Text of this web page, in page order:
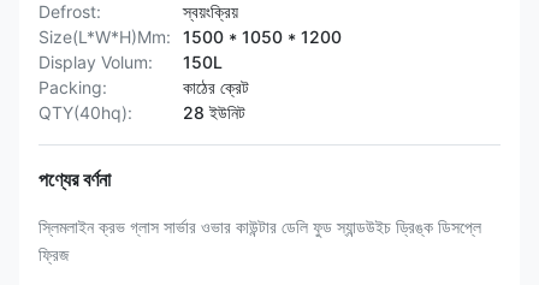
Defrost:
স্বয়ংক্রিয়
Size(L*W*H)Mm:
1500 * 1050 * 1200
Display Volum:
150L
Packing:
কাঠের ক্রেট
QTY(40hq):
28 ইউনিট
পণ্যের বর্ণনা
স্লিমলাইন ক্রভ গ্লাস সার্ভার ওভার কাউন্টার ডেলি ফুড স্যান্ডউইচ ড্রিঙ্ক ডিসপ্লে
ফ্রিজ